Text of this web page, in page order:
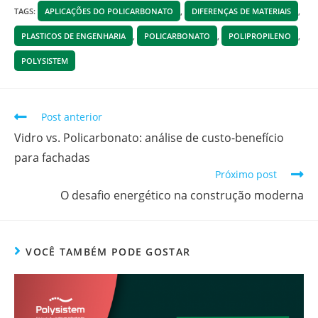
TAGS: APLICAÇÕES DO POLICARBONATO DIFERENÇAS DE MATERIAIS
PLASTICOS DE ENGENHARIA POLICARBONATO POLIPROPILENO
POLYSISTEM
Post anterior
Vidro vs. Policarbonato: análise de custo-benefício
para fachadas
Próximo post
O desafio energético na construção moderna
VOCÊ TAMBÉM PODE GOSTAR